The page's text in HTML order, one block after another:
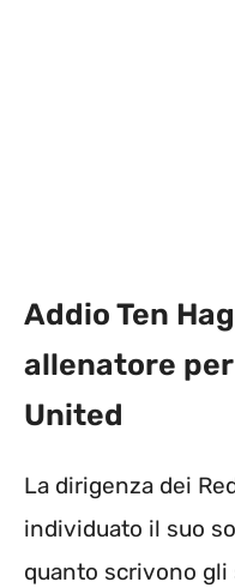
Addio Ten
allenatore
United
La dirigenza dei
individuato il suo
quanto scrivono gli